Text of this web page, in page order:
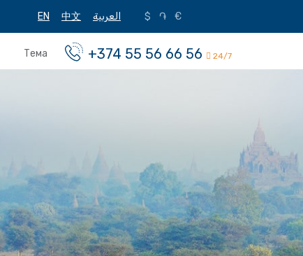
EN 中文 العربية $ ֏ €
+374 55 56 66 56 24/7
Тема